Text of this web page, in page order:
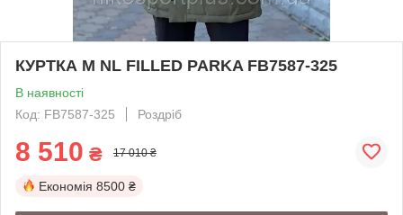
КУРТКА M NL FILLED PARKA FB7587-325
В наявності
Код: FB7587-325
Роздріб
8 510 ₴ 17 010 ₴
Економія 8500 ₴